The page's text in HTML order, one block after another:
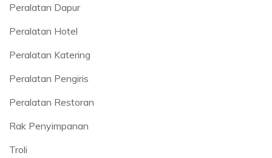
Peralatan Dapur
Peralatan Hotel
Peralatan Katering
Peralatan Pengiris
Peralatan Restoran
Rak Penyimpanan
Troli